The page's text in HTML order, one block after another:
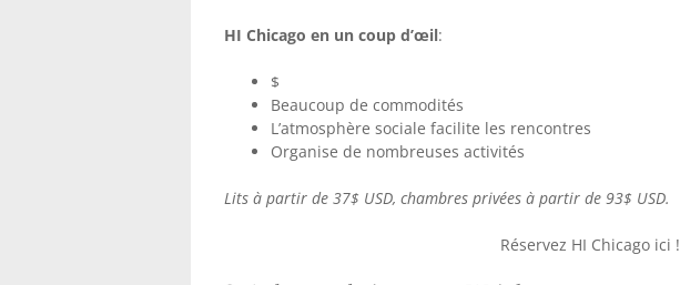
HI Chicago en un coup d’œil:
$
Beaucoup de commodités
L’atmosphère sociale facilite les rencontres
Organise de nombreuses activités
Lits à partir de 37$ USD, chambres privées à partir de 93$ USD.
Réservez HI Chicago ici !